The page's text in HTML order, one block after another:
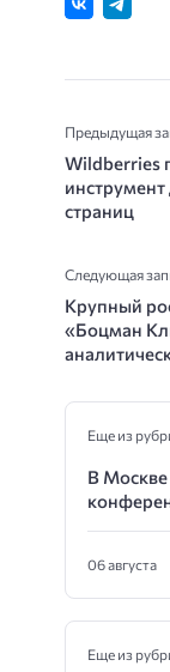
Предыдущая
Wildberries
страниц
Следующая
Крупный
«Боцман
Еще из
В
06 августа
Еще из